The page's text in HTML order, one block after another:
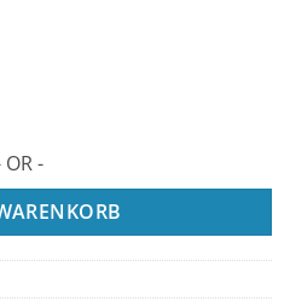
Holzmodell, 439 Stück Menge
OR -